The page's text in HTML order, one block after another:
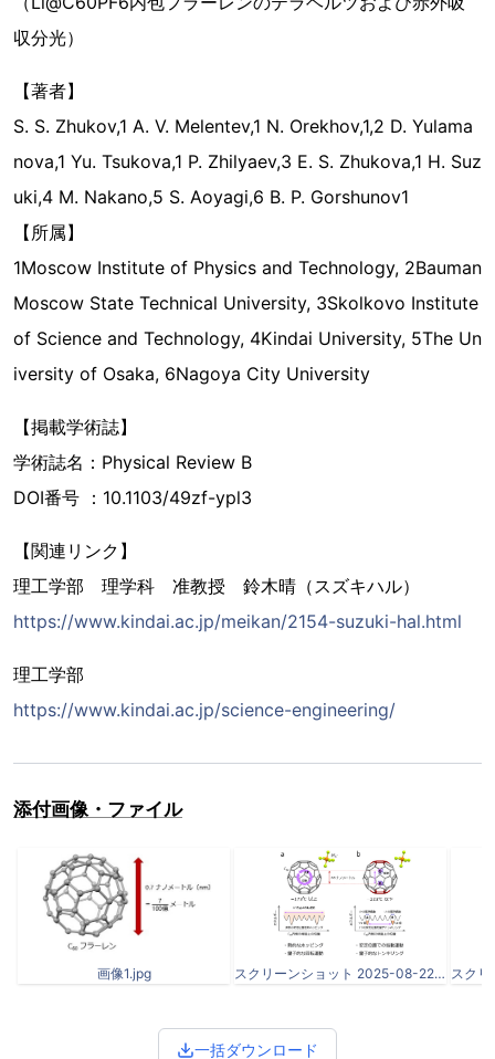
収分光）
【著者】
S. S. Zhukov,1 A. V. Melentev,1 N. Orekhov,1,2 D. Yulama
nova,1 Yu. Tsukova,1 P. Zhilyaev,3 E. S. Zhukova,1 H. Suz
uki,4 M. Nakano,5 S. Aoyagi,6 B. P. Gorshunov1
【所属】
1Moscow Institute of Physics and Technology, 2Bauman
Moscow State Technical University, 3Skolkovo Institute
of Science and Technology, 4Kindai University, 5The Un
iversity of Osaka, 6Nagoya City University
【掲載学術誌】
学術誌名：Physical Review B
DOI番号 ：10.1103/49zf-ypl3
【関連リンク】
理工学部 理学科 准教授 鈴木晴（スズキハル）
https://www.kindai.ac.jp/meikan/2154-suzuki-hal.html
理工学部
https://www.kindai.ac.jp/science-engineering/
添付画像・ファイル
画像1.jpg スクリーンショット 2025-08-22 110906.png
一括ダウンロード